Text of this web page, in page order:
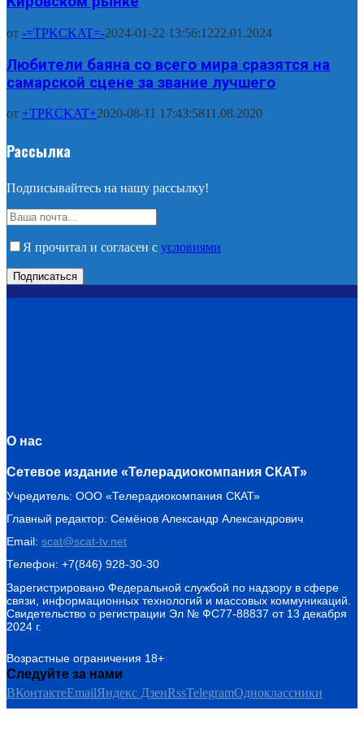
от -=TPKCKAT=-2024-01-22 13:56:1222.01.2024
Любители баяна со всего мира сразятся на
самарской сцене за звание лучшего
от +TPKCKAT+2020-08-11 17:43:5811.08.2020
Рассылка
Подписывайтесь на нашу рассылку!
Я прочитал и согласен с условиями
О нас
Сетевое издание «Телерадиокомпания СКАТ»
Учредитель: ООО «Телерадиокомпания СКАТ»
Главный редактор: Семёнов Александр Александрович
Email: scat@scat-tv.net
Телефон: +7(846) 928-30-30
Зарегистрировано Федеральной службой по надзору в сфере
связи, информационных технологий и массовых коммуникаций.
Свидетельство о регистрации Эл № ФС77-88837 от 13 декабря
2024 г.
Возрастные ограничения 18+
Следуйте за нами
ВКонтактеEmailЯндекс ДзенRssTelegramОдноклассники